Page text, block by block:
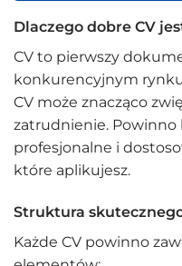
Dlaczego dobre CV
CV to pierwszy
konkurencyjnym
CV może znacząco
zatrudnienie. Powinno
profesjonalne i
które aplikujesz.
Struktura
Każde CV powinno